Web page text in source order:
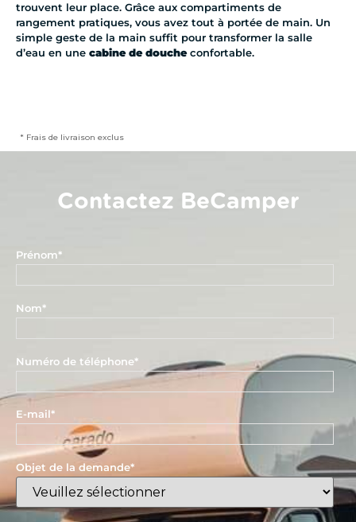
trouvent leur place. Grâce aux compartiments de
rangement pratiques, vous avez tout à portée de main. Un
simple geste de la main suffit pour transformer la salle
d’eau en une cabine de doucheconfortable.
* Frais de livraison exclus
Contactez BeCamper
Prénom*
Nom*
Numéro de téléphone*
E-mail*
Objet de la demande*